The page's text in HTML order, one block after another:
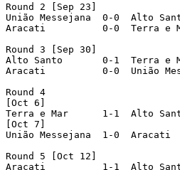
Round 2 [Sep 23]
União Messejana	 0-0  Alto Santo
Aracati		 0-0  Terra e Mar
Round 3 [Sep 30]
Alto Santo	 0-1  Terra e Mar
Aracati		 0-0  União Messejana
Round 4
[Oct 6]
Terra e Mar	 1-1  Alto Santo
[Oct 7]
União Messejana	 1-0  Aracati
Round 5 [Oct 12]
Aracati		 1-1  Alto Santo